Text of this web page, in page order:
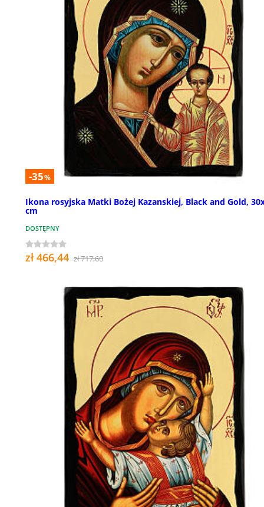
-35%
Ikona rosyjska Matki Bożej Kazanskiej, Black and Gold,
cm
DOSTĘPNY
zł 466,44 zł 717,60